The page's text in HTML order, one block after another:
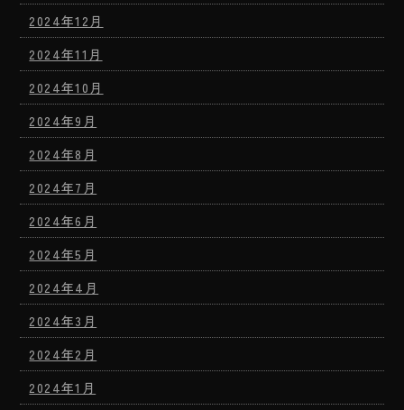
2024年12月
2024年11月
2024年10月
2024年9月
2024年8月
2024年7月
2024年6月
2024年5月
2024年4月
2024年3月
2024年2月
2024年1月